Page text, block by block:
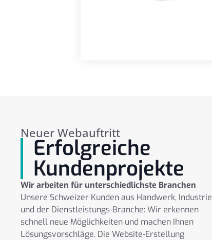
Neuer Webauftritt
Erfolgreiche
Kundenprojekte
Wir arbeiten für unterschiedlichste Branchen
Unsere Schweizer Kunden aus Handwerk, Industrie
und der Dienstleistungs-Branche: Wir erkennen
schnell neue Möglichkeiten und machen Ihnen
Lösungsvorschläge. Die Website-Erstellung